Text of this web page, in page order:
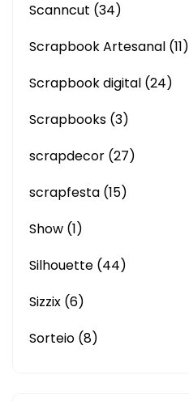
Scanncut (34)
Scrapbook Artesanal (11)
Scrapbook digital (24)
Scrapbooks (3)
scrapdecor (27)
scrapfesta (15)
Show (1)
Silhouette (44)
Sizzix (6)
Sorteio (8)